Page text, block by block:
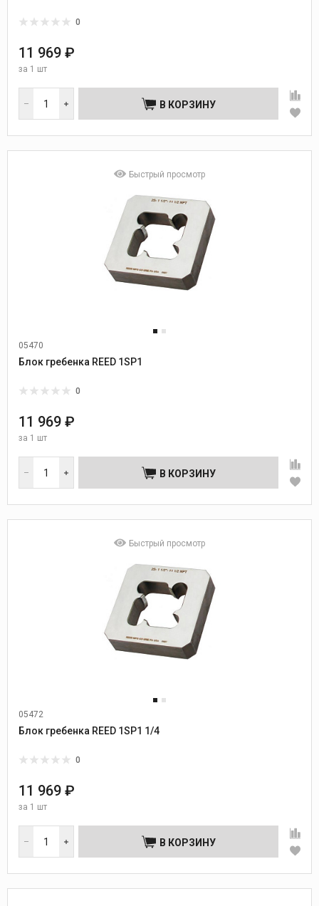
0
11 969 ₽
за 1 шт
В КОРЗИНУ
Быстрый просмотр
05470
Блок гребенка REED 1SP1
0
11 969 ₽
за 1 шт
В КОРЗИНУ
Быстрый просмотр
05472
Блок гребенка REED 1SP1 1/4
0
11 969 ₽
за 1 шт
В КОРЗИНУ